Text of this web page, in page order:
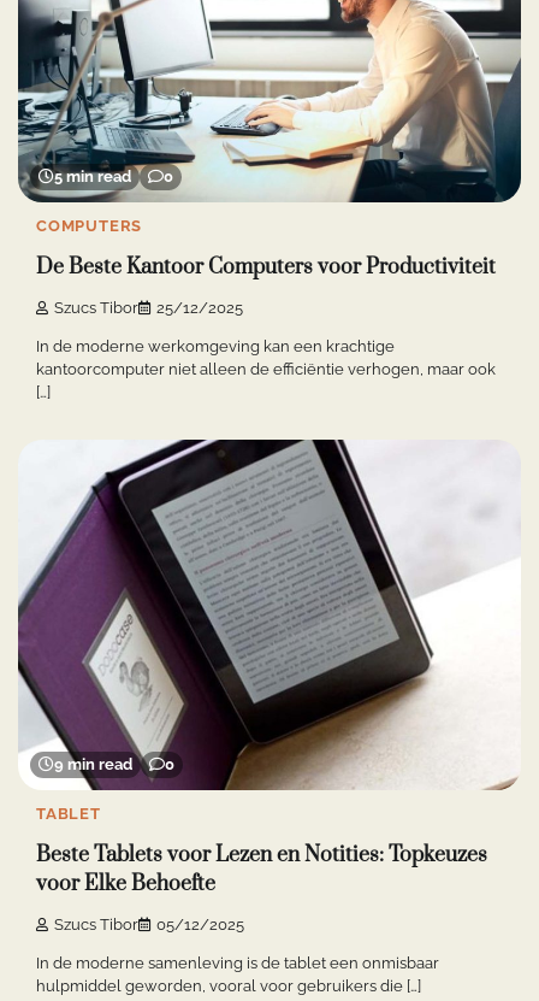
5 min read 0
COMPUTERS
De Beste Kantoor Computers voor Productiviteit
Szucs Tibor 25/12/2025
In de moderne werkomgeving kan een krachtige
kantoorcomputer niet alleen de efficiëntie verhogen, maar ook
[…]
9 min read 0
TABLET
Beste Tablets voor Lezen en Notities: Topkeuzes
voor Elke Behoefte
Szucs Tibor 05/12/2025
In de moderne samenleving is de tablet een onmisbaar
hulpmiddel geworden, vooral voor gebruikers die […]